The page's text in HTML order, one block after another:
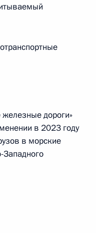
железные дороги»
в 2023 году
в морские
Западного